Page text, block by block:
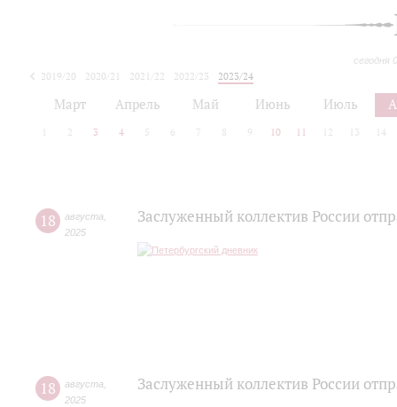
сегодня
2019/20 2020/21 2021/22 2022/23
2023/24
Март Апрель Май Июнь Июль
2 3 4 5 6 7 8 9 10 11 12 13 14
18 августа
2025
Заслуженный коллектив России
18 августа
2025
Заслуженный коллектив России